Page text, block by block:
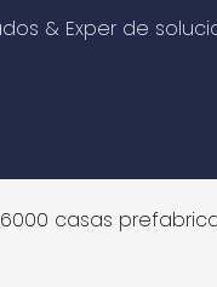
& Exper de
6000 casas